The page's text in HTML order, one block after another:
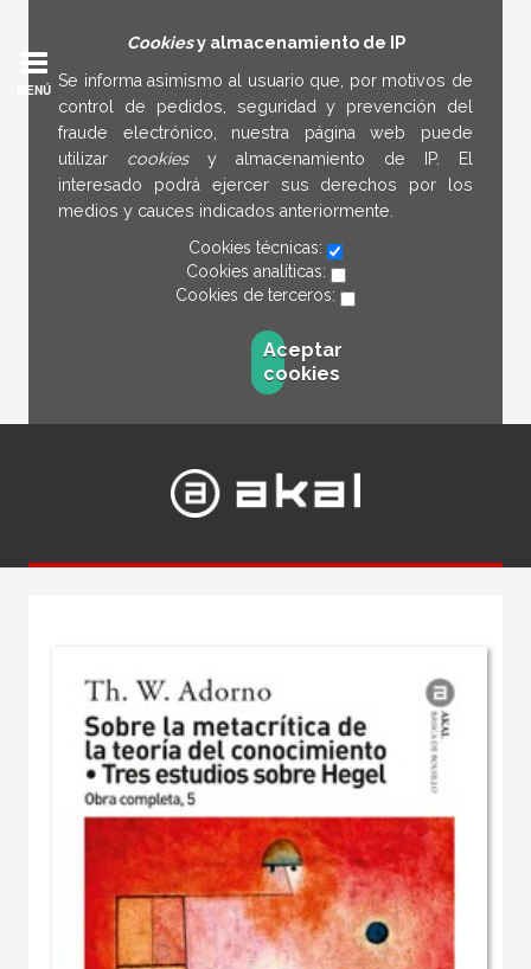
Cookiesy almacenamiento de IP
Se informa asimismo al usuario que, por motivos de
control de pedidos, seguridad y prevención del
fraude electrónico, nuestra página web puede
utilizar cookies y almacenamiento de IP. El
interesado podrá ejercer sus derechos por los
medios y cauces indicados anteriormente.
Cookies técnicas:
Cookies analíticas:
Cookies de terceros:
Aceptar
cookies
MENÚ